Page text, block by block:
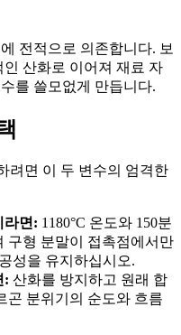
전적으로 의존합니다. 보
산화로 이어져 재료 자
를 쓸모없게 만듭니다.
려면 이 두 변수의 엄격한
라면: 1180°C 온도와 150분
구형 분말이 접촉점에서만
성을 유지하십시오.
: 산화를 방지하고 원래 합
곤 분위기의 순도와 흐름